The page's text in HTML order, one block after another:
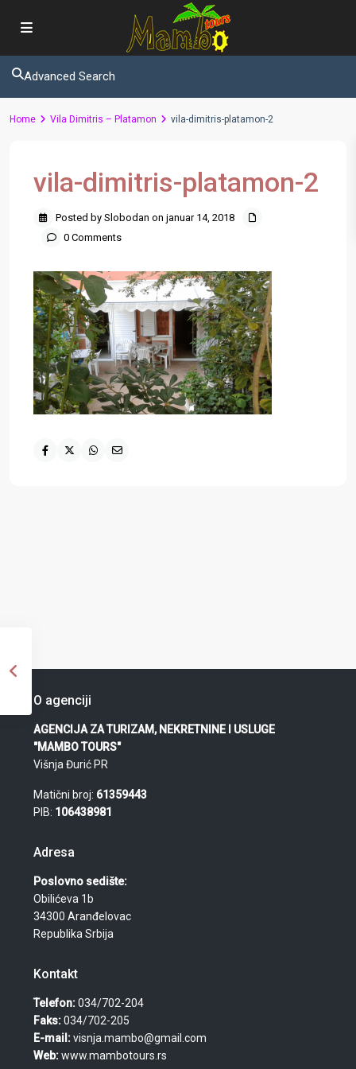
Advanced Search
Home Vila Dimitris – Platamon vila-dimitris-platamon-2
vila-dimitris-platamon-2
Posted by Slobodan on januar 14, 2018
0 Comments
O agenciji
AGENCIJA ZA TURIZAM, NEKRETNINE I USLUGE
"MAMBO TOURS"
Višnja Đurić PR
Matični broj: 61359443
PIB: 106438981
Adresa
Poslovno sedište:
Obilićeva 1b
34300 Aranđelovac
Republika Srbija
Kontakt
Telefon:034/702-204
Faks:034/702-205
E-mail:visnja.mambo@gmail.com
Web:www.mambotours.rs